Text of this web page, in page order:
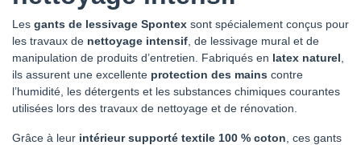
Les gants de lessivage Spontex sont spécialement conçus pour
les travaux de nettoyage intensif , de lessivage mural et de
manipulation de produits d’entretien. Fabriqués en latex naturel
ils assurent une excellente protection des mains contre
l’humidité, les détergents et les substances chimiques courantes
utilisées lors des travaux de nettoyage et de rénovation.
Grâce à leur intérieur supporté textile 100 % coton , ces gants